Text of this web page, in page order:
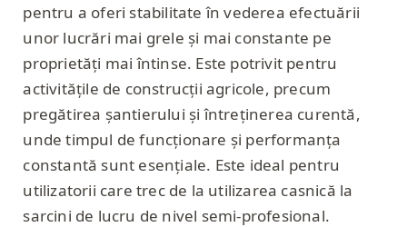
pentru a oferi stabilitate în vederea efectuării
unor lucrări mai grele și mai constante pe
proprietăți mai întinse. Este potrivit pentru
activitățile de construcții agricole, precum
pregătirea șantierului și întreținerea curentă,
unde timpul de funcționare și performanța
constantă sunt esențiale. Este ideal pentru
utilizatorii care trec de la utilizarea casnică la
sarcini de lucru de nivel semi-profesional.